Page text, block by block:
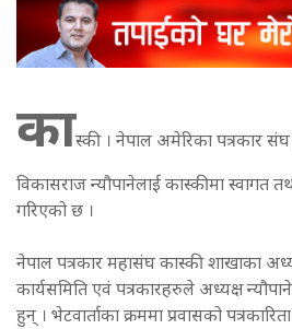
कास्की । नेपाल अमेरिका पत्रकार
विकासराज न्यौपानेलाई कास्कीमा स्वागत
गरिएको छ ।
नेपाल पत्रकार महासंघ कास्की शाखाका
कार्यसमिति एवं पत्रकारहरुले अध्यक्ष
हुन् । भेटवार्ताका क्रममा प्रवासको